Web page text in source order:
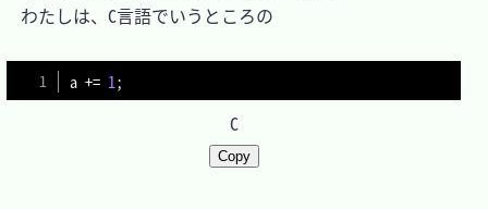
わたしは、C言語でいうところの
a += 1;
C
Copy